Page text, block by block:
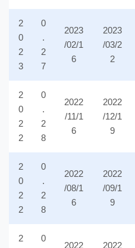
2
0
2
3
0
.
2
7
2023
/02/1
6
2023
/03/2
2
2
0
2
2
0
.
2
8
2022
/11/1
6
2022
/12/1
9
2
0
2
2
0
.
2
8
2022
/08/1
6
2022
/09/1
9
2
0
2022
2022